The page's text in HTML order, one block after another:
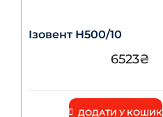
Ізовент Н500/10
6523₴
ДОДАТИ У КОШИК